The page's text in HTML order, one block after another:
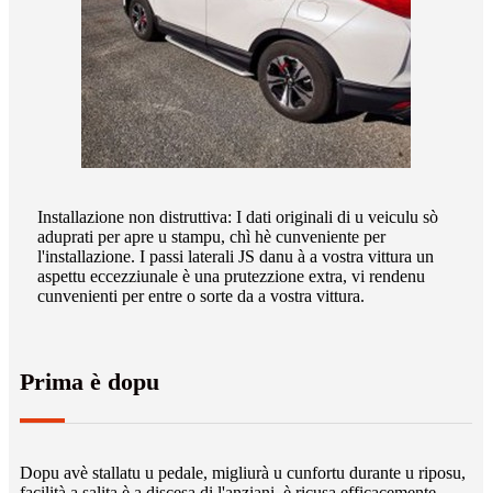
Installazione non distruttiva: I dati originali di u veiculu sò
aduprati per apre u stampu, chì hè cunveniente per
l'installazione. I passi laterali JS danu à a vostra vittura un
aspettu eccezziunale è una prutezzione extra, vi rendenu
cunvenienti per entre o sorte da a vostra vittura.
Prima è dopu
Dopu avè stallatu u pedale, migliurà u cunfortu durante u riposu,